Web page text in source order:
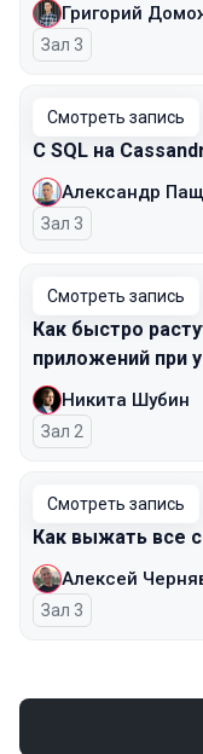
Григорий
Зал 3
Смотреть запись
С SQL на
Александр
Зал 3
Смотреть запись
Как быстро
приложений при
Никита Шубин
Зал 2
Смотреть запись
Как выжать все
Алексей
Зал 3